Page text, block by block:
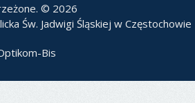
© 2026
Św. Jadwigi Śląskiej w Częstochowie
Bis